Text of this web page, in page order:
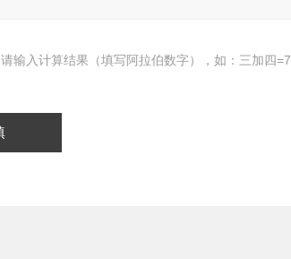
请输入计算结果（填写阿拉伯数字），如：三加四=7